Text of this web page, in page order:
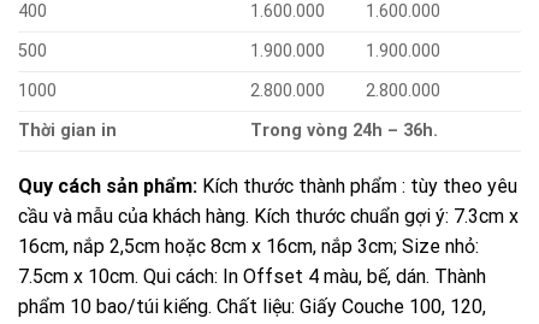
400
1.600.000
1.600.000
500
1.900.000
1.900.000
1000
2.800.000
2.800.000
Thời gian in
Trong vòng 24h – 36h.
Quy cách sản phẩm: Kích thước thành phẩm : tùy theo yêu
cầu và mẫu của khách hàng. Kích thước chuẩn gợi ý: 7.3cm x
16cm, nắp 2,5cm hoặc 8cm x 16cm, nắp 3cm; Size nhỏ:
7.5cm x 10cm. Qui cách: In Offset 4 màu, bế, dán. Thành
phẩm 10 bao/túi kiếng. Chất liệu: Giấy Couche 100, 120,